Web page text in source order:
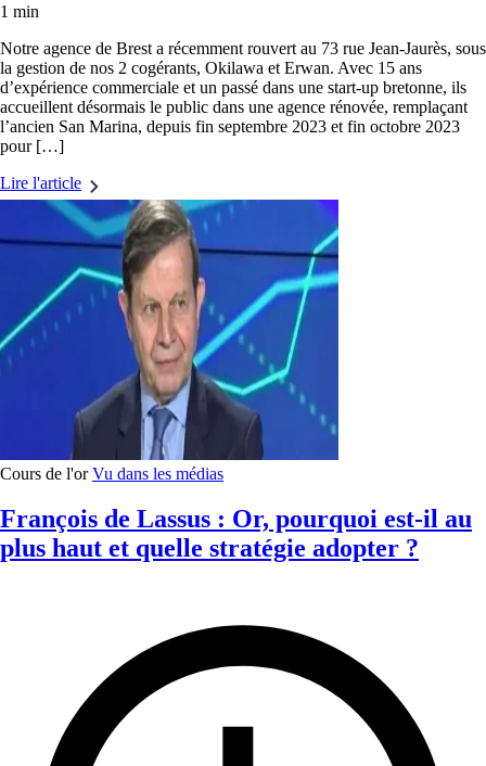
1 min
Notre agence de Brest a récemment rouvert au 73 rue Jean-Jaurès, sous
la gestion de nos 2 cogérants, Okilawa et Erwan. Avec 15 ans
d’expérience commerciale et un passé dans une start-up bretonne, ils
accueillent désormais le public dans une agence rénovée, remplaçant
l’ancien San Marina, depuis fin septembre 2023 et fin octobre 2023
pour […]
Lire l'article
Cours de l'or Vu dans les médias
François de Lassus : Or, pourquoi est-il au
plus haut et quelle stratégie adopter ?